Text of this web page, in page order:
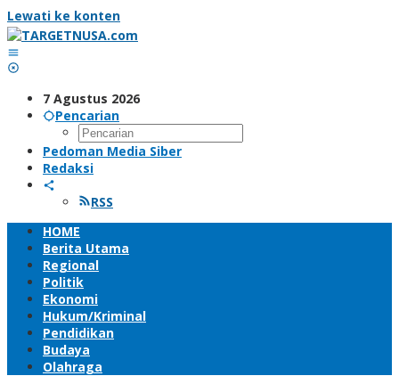
Lewati ke konten
7 Agustus 2026
Pencarian
Pedoman Media Siber
Redaksi
RSS
HOME
Berita Utama
Regional
Politik
Ekonomi
Hukum/Kriminal
Pendidikan
Budaya
Olahraga